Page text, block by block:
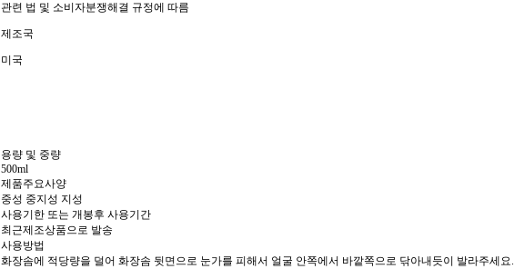
관련 법 및 소비자분쟁해결 규정에 따름
제조국
미국
용량 및 중량
500ml
제품주요사양
중성 중지성 지성
사용기한 또는 개봉후 사용기간
최근제조상품으로 발송
사용방법
화장솜에 적당량을 덜어 화장솜 뒷면으로 눈가를 피해서 얼굴 안쪽에서 바깥쪽으로 닦아내듯이 발라주세요.